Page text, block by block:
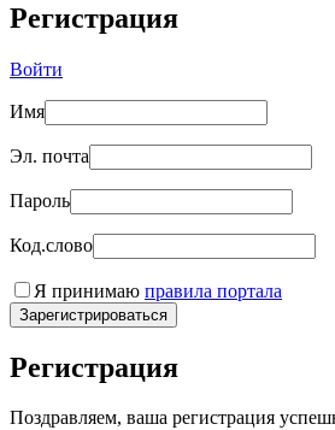
Регистрация
Войти
Имя
Эл. почта
Пароль
Код.слово
Я принимаю правила портала
Зарегистрироваться
Регистрация
Поздравляем, ваша регистрация